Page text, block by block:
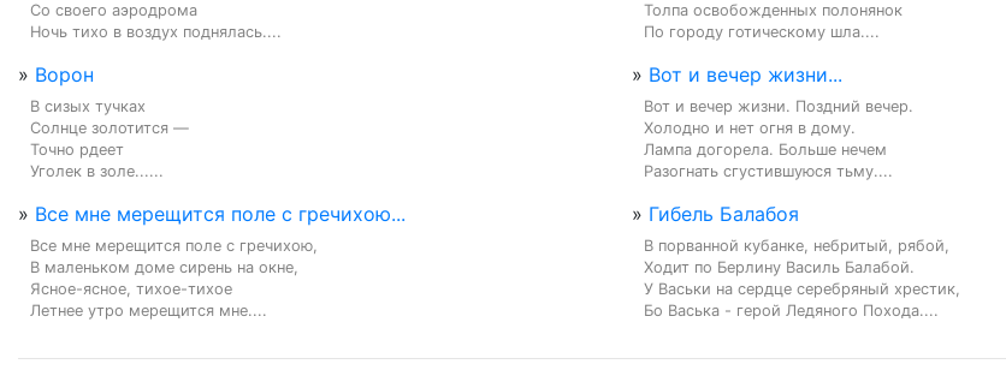
Со своего аэродрома
Ночь тихо в воздух поднялась....
Толпа освобожденных полонянок
По городу готическому шла....
» Ворон
В сизых тучках
Солнце золотится —
Точно рдеет
Уголек в золе......
» Вот и вечер жизни...
Вот и вечер жизни. Поздний вечер.
Холодно и нет огня в дому.
Лампа догорела. Больше нечем
Разогнать сгустившуюся тьму....
» Все мне мерещится поле с гречихою...
Все мне мерещится поле с гречихою,
В маленьком доме сирень на окне,
Ясное-ясное, тихое-тихое
Летнее утро мерещится мне....
» Гибель Балабоя
В порванной кубанке, небритый, рябой,
Ходит по Берлину Василь Балабой.
У Васьки на сердце серебряный хрестик,
Бо Васька - герой Ледяного Похода....